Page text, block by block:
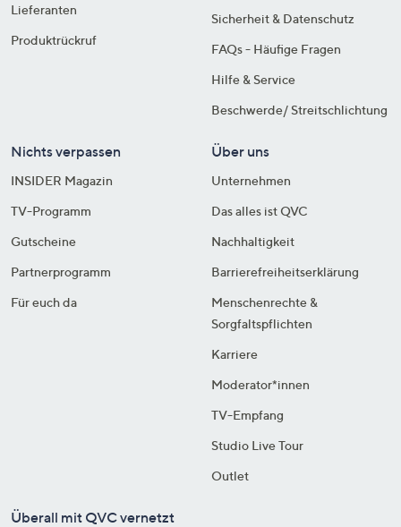
Lieferanten
Produktrückruf
Sicherheit & Datenschutz
FAQs - Häufige Fragen
Hilfe & Service
Beschwerde/ Streitschlichtung
Nichts verpassen
INSIDER Magazin
TV-Programm
Gutscheine
Partnerprogramm
Für euch da
Über uns
Unternehmen
Das alles ist QVC
Nachhaltigkeit
Barrierefreiheitserklärung
Menschenrechte &
Sorgfaltspflichten
Karriere
Moderator*innen
TV-Empfang
Studio Live Tour
Outlet
Überall mit QVC vernetzt